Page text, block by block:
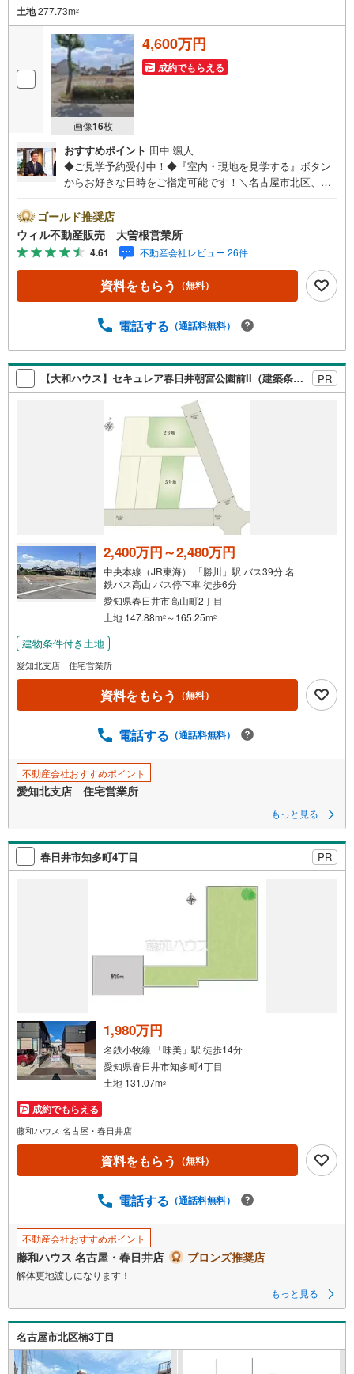
土地277.73m2
画像16枚
4,600万円
成約でもらえる
おすすめポイント 田中 颯人
◆ご見学予約受付中！◆『室内・現地を見学する』ボタン
からお好きな日時をご指定可能です！＼名古屋市北区、守
区、守山区の直接のご売却依頼を数多くいただいている不
動産仲介会社です。ネット上で分かる立地環境はもちろ
ん、過去にお任せいただいたお客様に現地の生の声をもと
に住戸環境を提案致します。＼平日のお住まい探しの方へ/
弊社では平日にご内覧・契約など平日にお住まい探しをさ
れるお客様にサービスをご用意しています。＼お仕事で忙
事前にご予約頂きましたら営業時間外でのご内覧もご対応
動産業者間で不動産情報が共有されているので、名古屋市
全域や、その他隣接エリアでもご内覧が可能です！ 【大曽
根営業所】○地下鉄名城線、JR中央線「大曽根」駅徒歩1分
○お子様が遊べるキッズスペースあり○定休日ございません
ゴールド推奨店
ウィル不動産販売 大曽根営業所
4.61 不動産会社レビュー 26件
資料をもらう （無料）
電話する （通話料無料）
【大和ハウス】セキュレア春日井朝宮公園前II（建築条件付宅地分譲） PR
2,400万円～2,480万円
中央本線（JR東海） 「勝川」駅 バス39分 名
鉄バス高山 バス停下車 徒歩6分
愛知県春日井市高山町2丁目
土地 147.88m2 ～165.25m2
建物条件付き土地
愛知北支店 住宅営業所
資料をもらう （無料）
電話する （通話料無料）
不動産会社おすすめポイント
愛知北支店 住宅営業所
もっと見る
春日井市知多町4丁目 PR
1,980万円
名鉄小牧線 「味美」駅 徒歩14分
愛知県春日井市知多町4丁目
土地 131.07m2
成約でもらえる
藤和ハウス 名古屋・春日井店
資料をもらう （無料）
電話する （通話料無料）
不動産会社おすすめポイント
藤和ハウス 名古屋・春日井店 ブロンズ推奨店
解体更地渡しになります！
もっと見る
名古屋市北区楠3丁目